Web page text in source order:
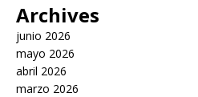
Archives
junio 2026
mayo 2026
abril 2026
marzo 2026